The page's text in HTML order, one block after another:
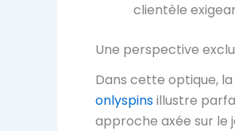
clientèle
Une perspective
Dans cette optique,
onlyspinsillustre
approche axée sur le